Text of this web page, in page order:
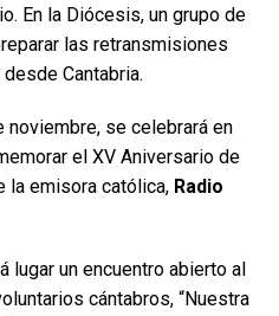
En la Diócesis, un grupo de
las retransmisiones
Cantabria.
noviembre, se celebrará en
el XV Aniversario de
la emisora católica, Radio
lugar un encuentro abierto al
cántabros, “Nuestra